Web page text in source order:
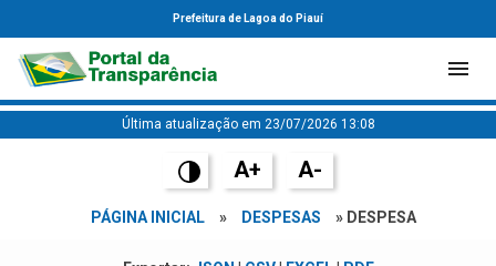
Prefeitura de Lagoa do Piauí
Última atualização em 23/07/2026 13:08
A+ A-
PÁGINA INICIAL » DESPESAS » DESPESA